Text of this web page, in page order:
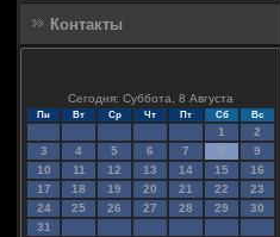
Контакты
Сегодня: Суббота, 8 Августа
Пн Вт Ср Чт Пт Сб Вс
1
2
3
4 5 6 7 8
9
10
11 12 13 14 15
16
17
18 19 20 21 22
23
24
25 26 27 28 29
30
31